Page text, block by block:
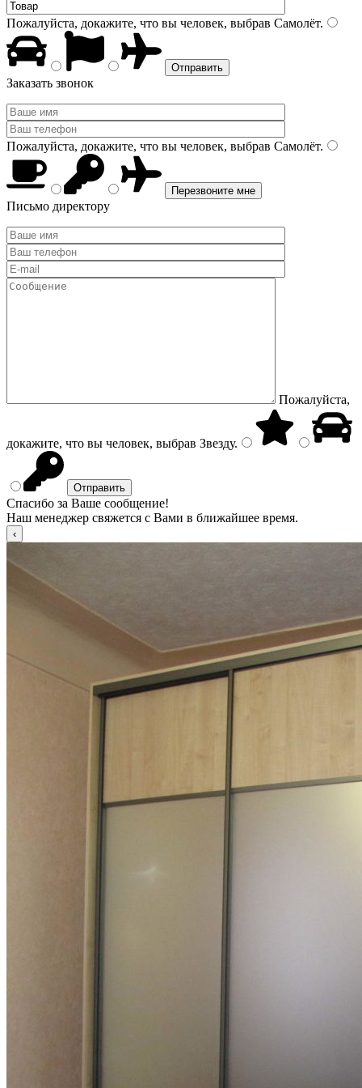
Пожалуйста, докажите, что вы человек, выбрав Самолёт.
Заказать звонок
Пожалуйста, докажите, что вы человек, выбрав Самолёт.
Письмо директору
Пожалуйста,
докажите, что вы человек, выбрав Звезду.
Спасибо за Ваше сообщение!
Наш менеджер свяжется с Вами в ближайшее время.